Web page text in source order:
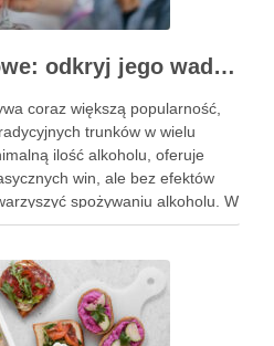
Wino bezalkoholowe: odkryj jego wady i zalety
coraz większą popularność,
trunków w wielu
ilość alkoholu, oferuje
win, ale bez efektów
spożywaniu alkoholu. W
zdrowotnej, wiele osób